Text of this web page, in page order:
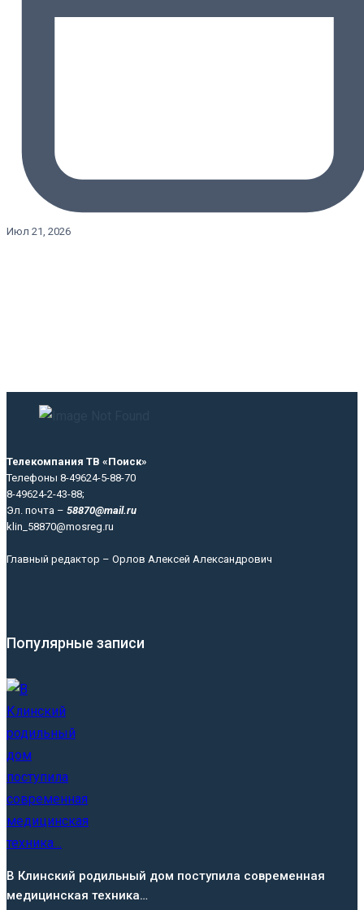
Июл 21, 2026
Телекомпания ТВ «Поиск»
Телефоны 8-49624-5-88-70
8-49624-2-43-88;
Эл. почта – 58870@mail.ru
klin_58870@mosreg.ru
Главный редактор – Орлов Алексей Александрович
Популярные записи
В Клинский родильный дом поступила современная
медицинская техника…